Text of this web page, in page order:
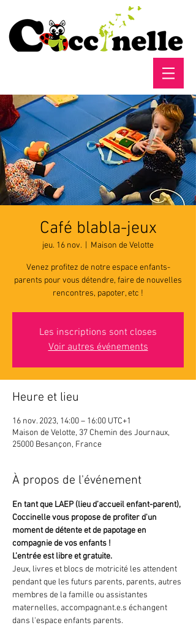
Café blabla-jeux
jeu. 16 nov. Maison de Velotte
Venez profitez de notre espace enfants-
parents pour vous détendre, faire de nouvelles
rencontres, papoter, etc !
Les inscriptions sont closes
Voir autres événements
Heure et lieu
16 nov. 2023, 14:00 – 16:00 UTC+1
Maison de Velotte, 37 Chemin des Journaux,
25000 Besançon, France
À propos de l'événement
En tant que LAEP (lieu d’accueil enfant-parent),
Coccinelle vous propose de profiter d'un
moment de détente et de papotage en
compagnie de vos enfants !
L’entrée est libre et gratuite.
Jeux, livres et blocs de motricité les attendent
pendant que les futurs parents, parents, autres
membres de la famille ou assistantes
maternelles, accompagnant.e.s échangent
dans l'espace enfants parents.